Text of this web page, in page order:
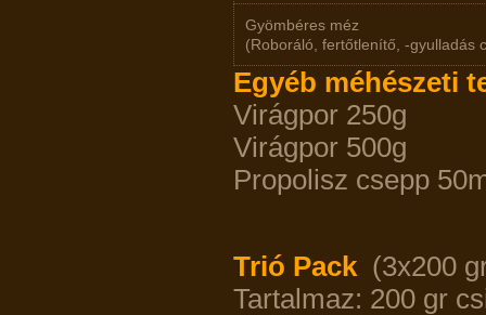
Gyömbéres méz
(Roboráló, fertőtlenítő, -gyulladás
Egyéb méhészeti
Virágpor
Virágpor
Propolisz
Trió Pack (3x200
Tartalmaz: 200 gr